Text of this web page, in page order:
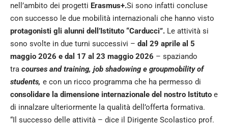
nell’ambito dei progetti Erasmus+.Si sono infatti concluse
con successo le due mobilità internazionali che hanno visto
protagonisti gli alunni dell’Istituto “Carducci”. Le attività si
sono svolte in due turni successivi – dal 29 aprile al 5
maggio 2026 e dal 17 al 23 maggio 2026 – spaziando
tra courses and training, job shadowing e groupmobility of
students, e con un ricco programma che ha permesso di
consolidare la dimensione internazionale del nostro Istituto e
di innalzare ulteriormente la qualità dell’offerta formativa.
“Il successo delle attività – dice il Dirigente Scolastico prof.